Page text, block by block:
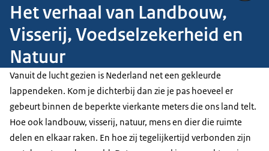
Het verhaal van Landbouw,
Visserij, Voedselzekerheid en
Natuur
Vanuit de lucht gezien is Nederland net een gekleurde
lappendeken. Kom je dichterbij dan zie je pas hoeveel er
gebeurt binnen de beperkte vierkante meters die ons land telt.
Hoe ook landbouw, visserij, natuur, mens en dier die ruimte
delen en elkaar raken. En hoe zij tegelijkertijd verbonden zijn